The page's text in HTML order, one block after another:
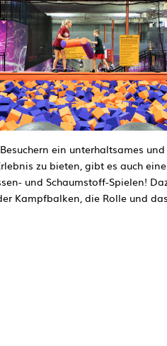
ein unterhaltsames und
zu bieten, gibt es auch
und Schaumstoff-Spielen!
Kampfbalken, die Rolle und das